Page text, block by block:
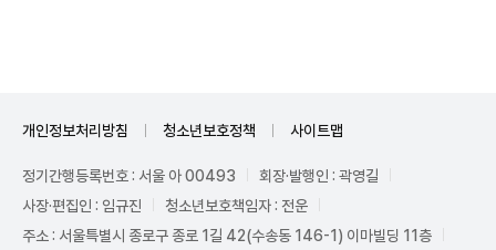
개인정보처리방침 청소년보호정책 사이트맵
정기간행등록번호 : 서울 아 00493
회장·발행인 : 곽영길
사장·편집인 : 임규진
청소년보호책임자 : 전운
주소 : 서울특별시 종로구 종로 1길 42(수송동 146-1) 이마빌딩 11층